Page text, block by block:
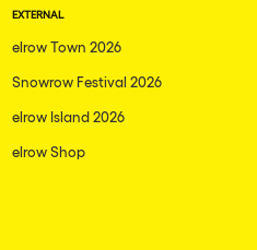
EXTERNAL
elrow Town 2026
Snowrow Festival 2026
elrow Island 2026
elrow Shop